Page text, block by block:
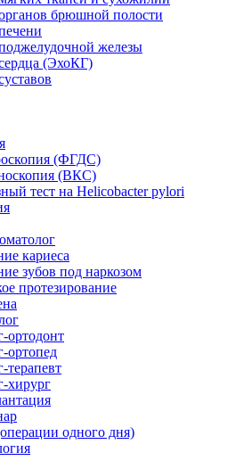
брюшной полости
железы
(ЭхоКГ)
(ФГДС)
(ВКС)
тест на Helicobacter pylori
кариеса
зубов под наркозом
протезирование
ортодонт
ортопед
терапевт
хирург
одного дня)